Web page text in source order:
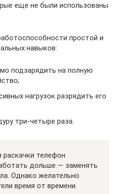
еще не были использованы
простой и
навыков:
подзарядить на полную
нагрузок разрядить его
три-четыре раза.
раскачки телефон
дольше — заменять
Однако желательно
время от времени.